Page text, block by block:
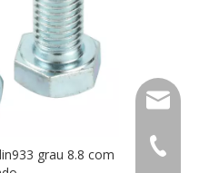
grau 8.8 com
+ 86-